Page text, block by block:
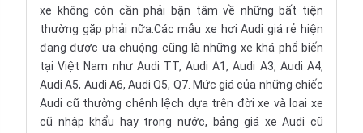
xe không còn cần phải bận tâm về những bất tiện
thường gặp phải nữa.Các mẫu xe hơi Audi giá rẻ hiện
đang được ưa chuộng cũng là những xe khá phổ biến
tại Việt Nam như Audi TT, Audi A1, Audi A3, Audi A4,
Audi A5, Audi A6, Audi Q5, Q7. Mức giá của những chiếc
Audi cũ thường chênh lệch dựa trên đời xe và loại xe
cũ nhập khẩu hay trong nước, bảng giá xe Audi cũ